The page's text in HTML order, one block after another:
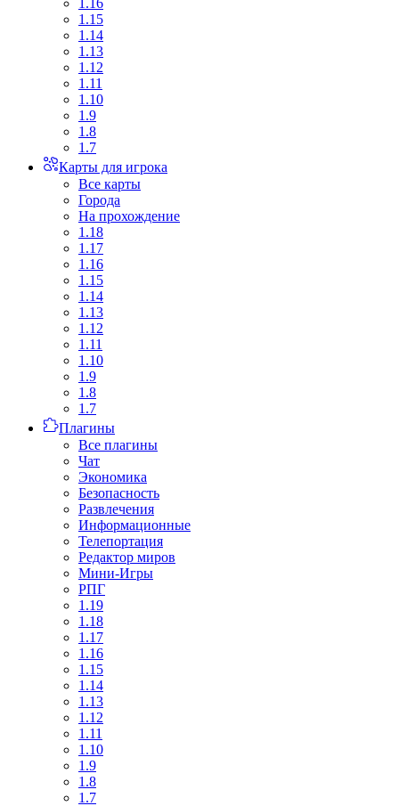
1.16
1.15
1.14
1.13
1.12
1.11
1.10
1.9
1.8
1.7
Карты для игрока
Все карты
Города
На прохождение
1.18
1.17
1.16
1.15
1.14
1.13
1.12
1.11
1.10
1.9
1.8
1.7
Плагины
Все плагины
Чат
Экономика
Безопасность
Развлечения
Информационные
Телепортация
Редактор миров
Мини-Игры
РПГ
1.19
1.18
1.17
1.16
1.15
1.14
1.13
1.12
1.11
1.10
1.9
1.8
1.7